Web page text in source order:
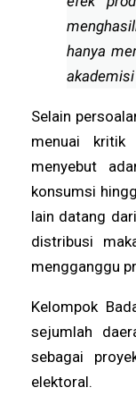
hanya
Selain
menuai kritik
menyebut
konsumsi
lain datang
distribusi
mengganggu
Kelompok
sejumlah
sebagai
elektoral.